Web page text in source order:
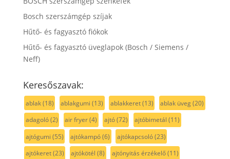
Bosch szerszámgép szíjak
Hűtő- és fagyasztó fiókok
Hűtő- és fagyasztó üveglapok (Bosch / Siemens /
Neff)
Keresőszavak:
ablak(18) ablakgumi (13) ablakkeret(13) ablak üveg(20)
adagoló(2) air fryer(4) ajtó(72) ajtóbimetál (11)
ajtógumi (55) ajtókampó(6) ajtókapcsoló(23)
ajtókeret(23) ajtókötél (8) ajtónyitás érzékelő(11)